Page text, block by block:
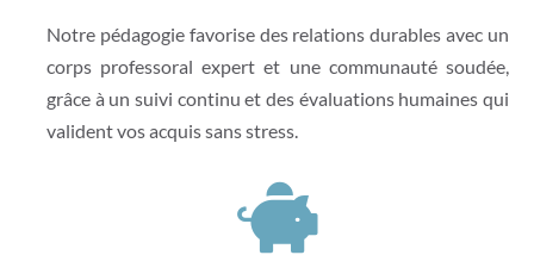
Notre pédagogie favorise des relations durables avec un
corps professoral expert et une communauté soudée,
grâce à un suivi continu et des évaluations humaines qui
valident vos acquis sans stress.
